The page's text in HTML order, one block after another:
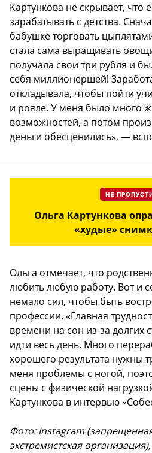
Картункова не скрывает, что
зарабатывать с детства.
бабушке торговать
стала сама выращивать
получала свои три рубля и
себя миллионершей!
откладывала, чтобы пойти
и рояле. У меня было много
возможностей, а потом
деньги обесценились», —
НЕ
Ольга Картункова
«худые»
Ольга отмечает, что
любить любую работу. Вот и
немало сил, чтобы быть
профессии. «Главная
времени на сон из-за долгих
идти весь день. Много
хорошего результата нужны
меня проблемы с ногой,
сцены с физической
Картункова в интервью
Фото: Instagram
экстремистская